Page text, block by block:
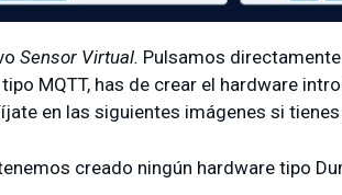
Sensor Virtual. Pulsamos
MQTT, has de crear el hardware
en las siguientes imágenes si
creado ningún hardware tipo